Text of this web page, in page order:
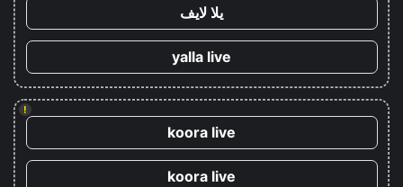
يلا لايف
yalla live
!
koora live
koora live